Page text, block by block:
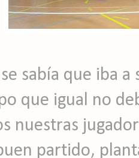
sabía que iba
que igual no
nuestras
partido,